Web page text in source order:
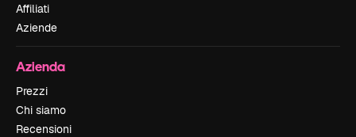
Affiliati
Aziende
Azienda
Prezzi
Chi siamo
Recensioni